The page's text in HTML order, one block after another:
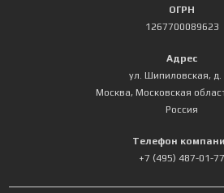
ОГРН
1267700089623
Адрес
ул. Шипиловская, д.
Москва, Московская
Россия
Телефон
+7 (495) 487-01-77